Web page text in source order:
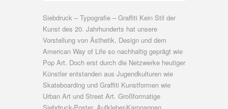
Siebdruck – Typografie – Graffiti Kein Stil der
Kunst des 20. Jahrhunderts hat unsere
Vorstellung von Ästhetik, Design und dem
American Way of Life so nachhaltig geprägt wie
Pop Art. Doch erst durch die Netzwerke heutiger
Künstler entstanden aus Jugendkulturen wie
Skateboarding und Graffiti Kunstformen wie
Urban Art und Street Art. Großformatige
Siebdruck-Poster, Aufkleber-Kampagnen,